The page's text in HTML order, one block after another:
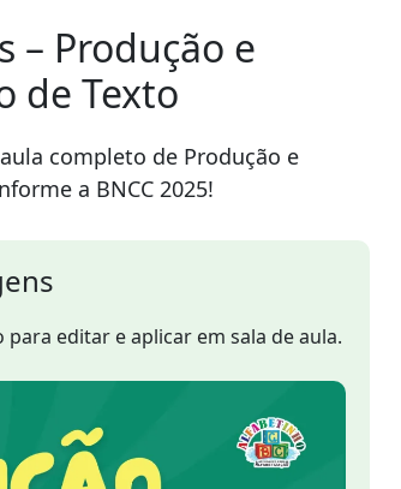
– Produção e
de Texto
completo de Produção e
a BNCC 2025!
editar e aplicar em sala de aula.